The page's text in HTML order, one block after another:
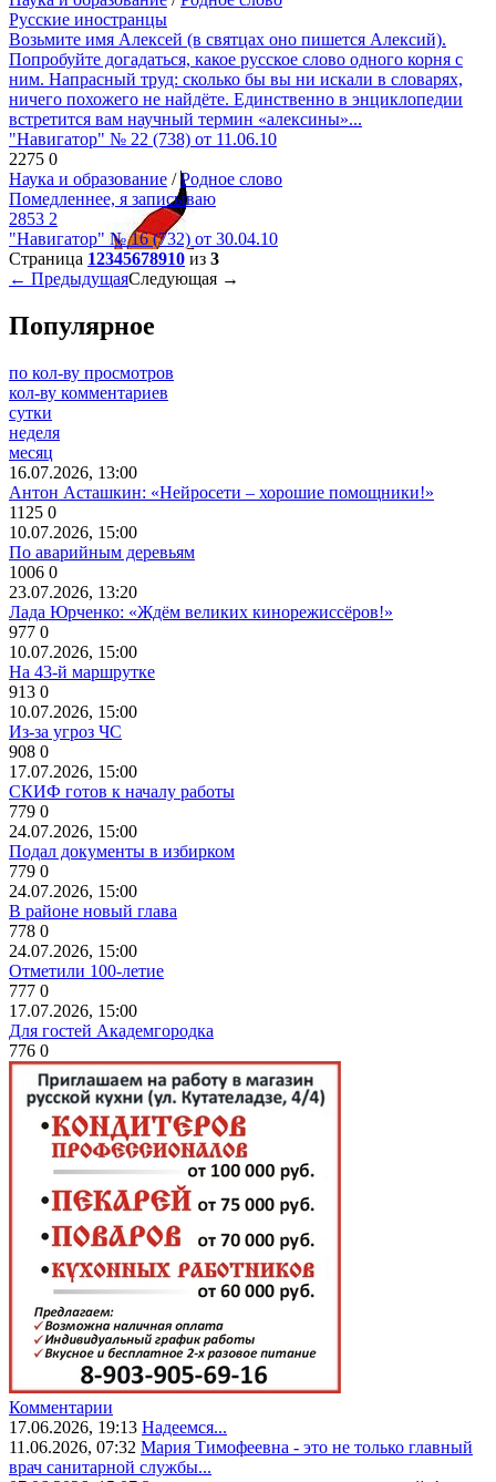
Русские иностранцы
Возьмите имя Алексей (в святцах оно пишется Алексий).
Попробуйте догадаться, какое русское слово одного корня с
ним. Напрасный труд: сколько бы вы ни искали в словарях,
ничего похожего не найдёте. Единственно в энциклопедии
встретится вам научный термин «алексины»...
"Навигатор" № 22 (738) от 11.06.10
2275 0
Наука и образование /Родное слово
Помедленнее, я записываю
2853 2
"Навигатор" № 16 (732) от 30.04.10
Страница 12345678910 из 3
← ПредыдущаяСледующая →
Популярное
по кол-ву просмотров
кол-ву комментариев
сутки
неделя
месяц
16.07.2026, 13:00
Антон Асташкин: «Нейросети – хорошие помощники!»
1125 0
10.07.2026, 15:00
По аварийным деревьям
1006 0
23.07.2026, 13:20
Лада Юрченко: «Ждём великих кинорежиссёров!»
977 0
10.07.2026, 15:00
На 43-й маршрутке
913 0
10.07.2026, 15:00
Из-за угроз ЧС
908 0
17.07.2026, 15:00
СКИФ готов к началу работы
779 0
24.07.2026, 15:00
Подал документы в избирком
779 0
24.07.2026, 15:00
В районе новый глава
778 0
24.07.2026, 15:00
Отметили 100-летие
777 0
17.07.2026, 15:00
Для гостей Академгородка
776 0
Комментарии
17.06.2026, 19:13 Надеемся...
11.06.2026, 07:32 Мария Тимофеевна - это не только главный
врач санитарной службы...